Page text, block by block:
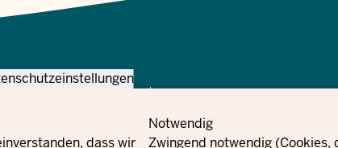
dass wir
Notwendig
Zwingend notwendig
Bize
Meta Bize ulaşın
Nordrhein-